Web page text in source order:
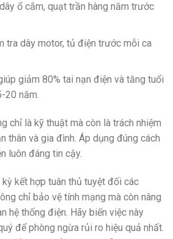
ổ cắm, quạt trần hàng năm trước
tra dây motor, tủ điện trước mỗi ca
giảm 80% tai nạn điện và tăng tuổi
20 năm.
chỉ là kỹ thuật mà còn là trách nhiệm
thân và gia đình. Áp dụng đúng cách
luôn đáng tin cậy.
kết hợp tuân thủ tuyệt đối các
chỉ bảo vệ tính mạng mà còn nâng
hệ thống điện. Hãy biến việc này
để phòng ngừa rủi ro hiệu quả nhất.